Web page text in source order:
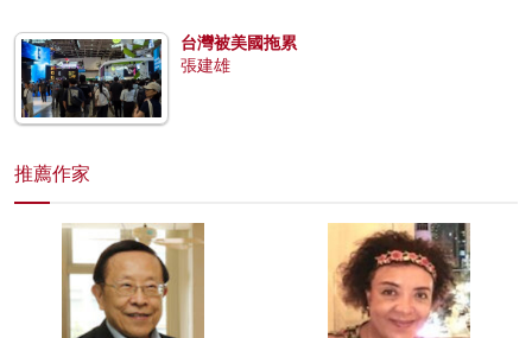
台灣被美國拖累
張建雄
推薦作家